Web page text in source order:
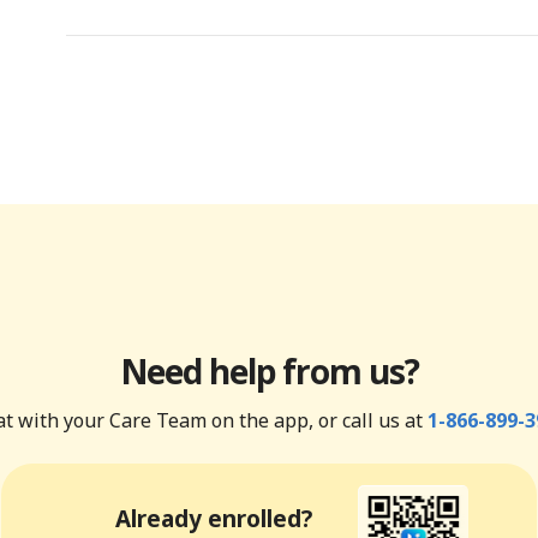
Need help from us?
with your Care Team on the app, or call us at 1-866-899-
Already enrolled?